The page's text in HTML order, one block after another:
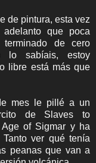
de pintura, esta vez
que poca
de cero
lo sabíais, estoy
libre está más que
mes le pillé a un
de Slaves to
of Sigmar y ha
ver qué tenía
peanas que van a